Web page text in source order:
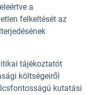
a
felkeltését az
tájékoztatót
költségeiről
kutatási